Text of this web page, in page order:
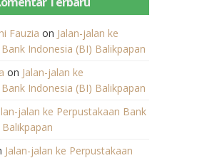
Fauzia on Jalan-jalan ke
Indonesia (BI) Balikpapan
on Jalan-jalan ke
Indonesia (BI) Balikpapan
jalan ke Perpustakaan Bank
Jalan-jalan ke Perpustakaan